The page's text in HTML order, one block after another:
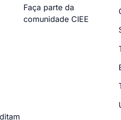
Faça parte da
comunidade CIEE